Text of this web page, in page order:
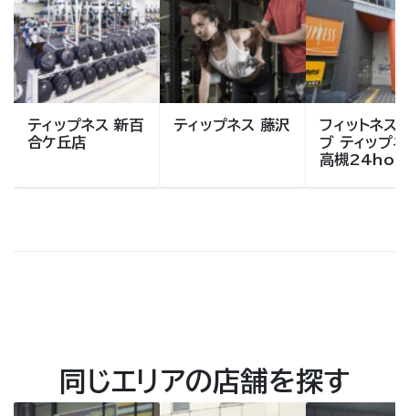
ティップネス 新百
合ケ丘店
ティップネス 藤沢
フィットネス
ブ ティップ
高槻
同じエリアの店舗を探す